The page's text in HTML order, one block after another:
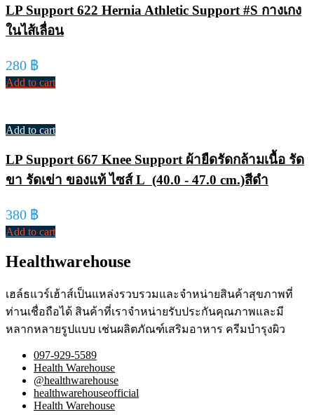
LP Support 622 Hernia Athletic Support #S กางเกง
ในไส้เลื่อน
280 ฿
Add to cart
Add to cart
LP Support 667 Knee Support ผ้ายืดรัดกล้ามเนื้อ รัด
ขา รัดเข่า ของแท้ ไซส์ L (40.0 - 47.0 cm.)สีดำ
380 ฿
Add to cart
Healthwarehouse
เฮล์ธแวร์เฮ้าส์เป็นแหล่งรวบรวมและจำหน่ายสินค้าสุขภาพที่
ท่านเชื่อถือได้ สินค้าที่เราจำหน่ายรับประกันคุณภาพและมี
หลากหลายรูปแบบ เช่นผลิตภัณฑ์เสริมอาหาร ครีมบำรุงผิว
097-929-5589
Health Warehouse
@healthwarehouse
healthwarehouseofficial
Health Warehouse